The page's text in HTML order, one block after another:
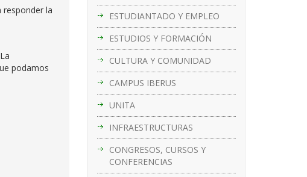
ESTUDIANTADO Y EMPLEO
ESTUDIOS Y FORMACIÓN
CULTURA Y COMUNIDAD
CAMPUS IBERUS
UNITA
INFRAESTRUCTURAS
CONGRESOS, CURSOS Y
CONFERENCIAS
la
podamos